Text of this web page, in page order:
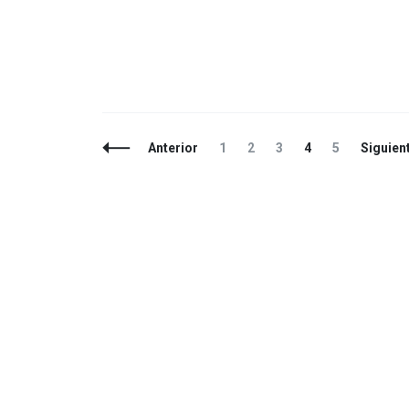
NavegaciónAnterior Página
1 Página
2 Página
3 Página
4 Página
5